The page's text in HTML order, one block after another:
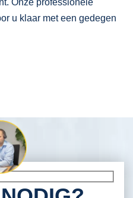
Onze professionele
u klaar met een gedegen